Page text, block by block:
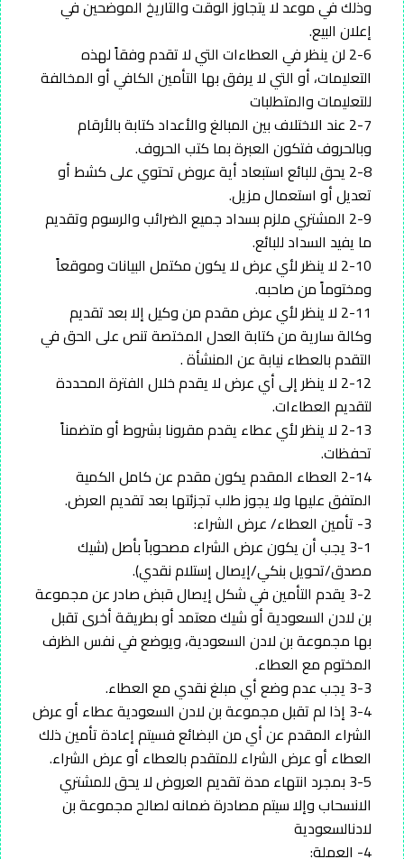
وذلك في موعد لا يتجاوز الوقت والتاريخ الموضحين في
إعلان البيع.
2-6 لن ينظر في العطاءات التي لا تقدم وفقاً لهذه
التعليمات، أو التي لا يرفق بها التأمين الكافي أو المخالفة
للتعليمات والمتطلبات
2-7 عند الاختلاف بين المبالغ والأعداد كتابة بالأرقام
وبالحروف فتكون العبرة بما كتب الحروف.
2-8 يحق للبائع استبعاد أية عروض تحتوي على كشط أو
تعديل أو استعمال مزيل.
2-9 المشتري ملزم بسداد جميع الضرائب والرسوم وتقديم
ما يفيد السداد للبائع.
2-10 لا ينظر لأي عرض لا يكون مكتمل البيانات وموقعاً
ومختوماً من صاحبه.
2-11 لا ينظر لأي عرض مقدم من وكيل إلا بعد تقديم
وكالة سارية من كتابة العدل المختصة تنص على الحق في
التقدم بالعطاء نيابة عن المنشأة .
2-12 لا ينظر إلى أي عرض لا يقدم خلال الفترة المحددة
لتقديم العطاءات.
2-13 لا ينظر لأي عطاء يقدم مقرونا بشروط أو متضمناً
تحفظات.
2-14 العطاء المقدم يكون مقدم عن كامل الكمية
المتفق عليها ولا يجوز طلب تجزئتها بعد تقديم العرض.
3- تأمين العطاء/ عرض الشراء:
3-1 يجب أن يكون عرض الشراء مصحوباً بأصل (شيك
مصدق/تحويل بنكي/إيصال إستلام نقدي).
3-2 يقدم التأمين في شكل إيصال قبض صادر عن مجموعة
بن لادن السعودية أو شيك معتمد أو بطريقة أخرى تقبل
بها مجموعة بن لادن السعودية، ويوضع في نفس الظرف
المختوم مع العطاء.
3-3 يجب عدم وضع أي مبلغ نقدي مع العطاء.
3-4 إذا لم تقبل مجموعة بن لادن السعودية عطاء أو عرض
الشراء المقدم عن أي من البضائع فسيتم إعادة تأمين ذلك
العطاء أو عرض الشراء للمتقدم بالعطاء أو عرض الشراء.
3-5 بمجرد انتهاء مدة تقديم العروض لا يحق للمشتري
الانسحاب وإلا سيتم مصادرة ضمانه لصالح مجموعة بن
لادنالسعودية
4- العملة: